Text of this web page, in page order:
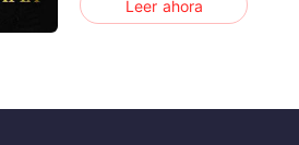
Jamás imaginé que una
Leer ahora